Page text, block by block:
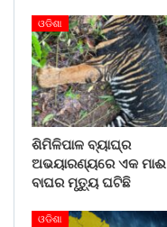
ଓଡିଶା
ଶିମିଳିପାଳ ବ୍ୟାଘ୍ର
ଅଭୟାରଣ୍ୟରେ ଏକ ମାଈ
ବାଘର ମୃତ୍ୟୁ ଘଟିଛି
ଓଡିଶା